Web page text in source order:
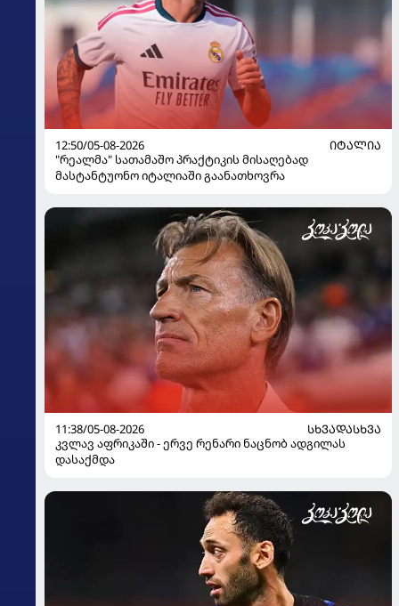
12:50/05-08-2026
ᲘᲢᲐᲚᲘᲐ
"რეალმა" სათამაშო პრაქტიკის მისაღებად
მასტანტუონო იტალიაში გაანათხოვრა
11:38/05-08-2026
ᲡᲮᲕᲐᲓᲐᲡᲮᲕᲐ
კვლავ აფრიკაში - ერვე რენარი ნაცნობ ადგილას
დასაქმდა